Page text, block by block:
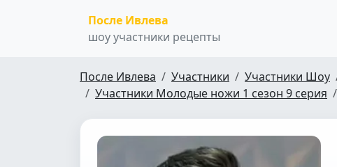
После Ивлева
шоу участники рецепты
После Ивлева Участники Участники Шоу
Участники Молодые ножи 1 сезон 9 серия